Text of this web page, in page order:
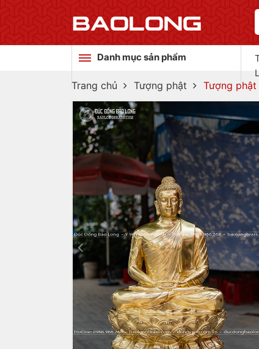
Danh mục sản phẩm
Trang chủ Tượng phật Tượng